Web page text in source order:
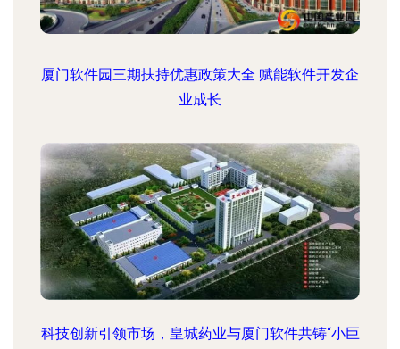
厦门软件园三期扶持优惠政策大全 赋能软件开发企
业成长
科技创新引领市场，皇城药业与厦门软件共铸“小巨